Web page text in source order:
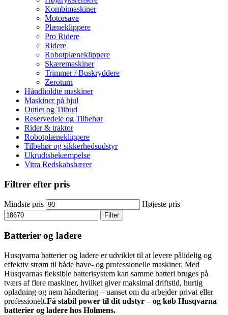
Kombimaskiner
Motorsave
Plæneklippere
Pro Ridere
Ridere
Robotplæneklippere
Skæremaskiner
Trimmer / Buskryddere
Zeroturn
Håndholdte maskiner
Maskiner på hjul
Outlet og Tilbud
Reservedele og Tilbehør
Rider & traktor
Robotplæneklippere
Tilbehør og sikkerhedsudstyr
Ukrudtsbekæmpelse
Vitra Redskabsbærer
Filtrer efter pris
Mindste pris Højeste pris
Filter
Batterier og ladere
Husqvarna batterier og ladere er udviklet til at levere pålidelig og
effektiv strøm til både have- og professionelle maskiner. Med
Husqvarnas fleksible batterisystem kan samme batteri bruges på
tværs af flere maskiner, hvilket giver maksimal driftstid, hurtig
opladning og nem håndtering – uanset om du arbejder privat eller
professionelt.Få stabil power til dit udstyr – og køb Husqvarna
batterier og ladere hos Holmens.